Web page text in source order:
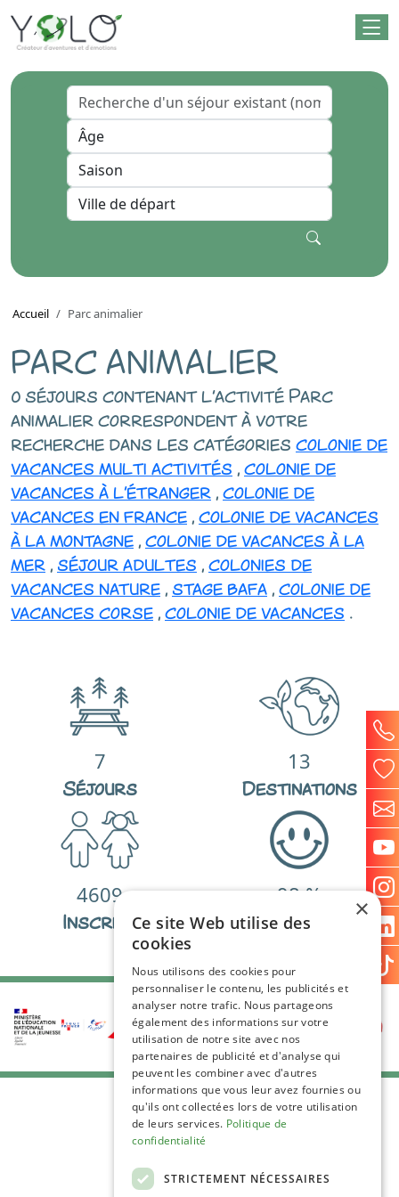
Accueil Parc animalier
PARC ANIMALIER
0 séjours contenant l'activité Parc
animalier correspondent à votre
recherche dans les catégories colonie de
vacances multi activités ,colonie de
vacances à l'étranger ,colonie de
vacances en france ,colonie de vacances
à la montagne ,colonie de vacances à la
mer , séjour adultes ,colonies de
vacances nature , stage bafa ,colonie de
vacances corse ,colonie de vacances .
7
Séjours
13
Destinations
4609
Inscrits
98%
De satisfactions
C.G.V
×
Ce site Web utilise des
cookies
Nous utilisons des cookies pour
personnaliser le contenu, les publicités et
analyser notre trafic. Nous partageons
également des informations sur votre
utilisation de notre site avec nos
partenaires de publicité et d'analyse qui
peuvent les combiner avec d'autres
informations que vous leur avez fournies ou
qu'ils ont collectées lors de votre utilisation
de leurs services. Politique de
confidentialité
STRICTEMENT NÉCESSAIRES